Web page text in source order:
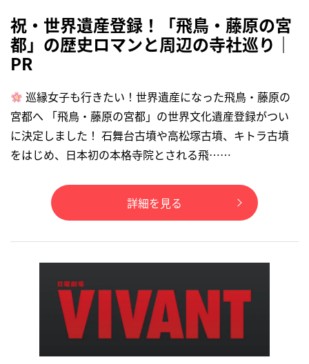
祝・世界遺産登録！「飛鳥・藤原の宮
都」の歴史ロマンと周辺の寺社巡り｜
PR
巡縁女子も行きたい！世界遺産になった飛鳥・藤原の
宮都へ 「飛鳥・藤原の宮都」の世界文化遺産登録がつい
に決定しました！ 石舞台古墳や高松塚古墳、キトラ古墳
をはじめ、日本初の本格寺院とされる飛……
詳細を見る